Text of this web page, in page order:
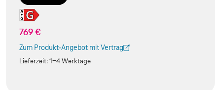
769 €
Zum Produkt-Angebot mit Vertrag
(Der Link wird in einem neuen Tab geöffnet)
Lieferzeit:1-4 Werktage